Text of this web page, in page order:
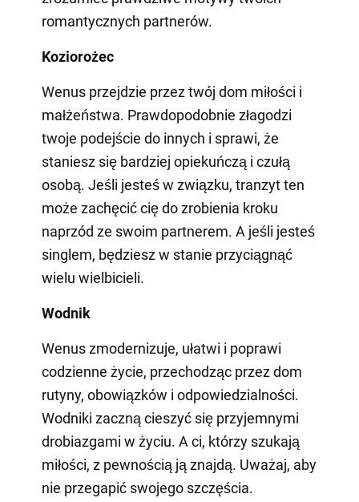
romantycznych partnerów.
Koziorożec
Wenus przejdzie przez twój dom miłości i
małżeństwa. Prawdopodobnie złagodzi
twoje podejście do innych i sprawi, że
staniesz się bardziej opiekuńczą i czułą
osobą. Jeśli jesteś w związku, tranzyt ten
może zachęcić cię do zrobienia kroku
naprzód ze swoim partnerem. A jeśli jesteś
singlem, będziesz w stanie przyciągnąć
wielu wielbicieli.
Wodnik
Wenus zmodernizuje, ułatwi i poprawi
codzienne życie, przechodząc przez dom
rutyny, obowiązków i odpowiedzialności.
Wodniki zaczną cieszyć się przyjemnymi
drobiazgami w życiu. A ci, którzy szukają
miłości, z pewnością ją znajdą. Uważaj, aby
nie przegapić swojego szczęścia.